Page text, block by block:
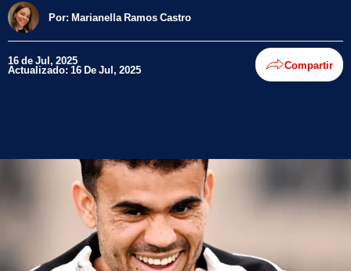
Por: Marianella Ramos Castro
16 de Jul, 2025
Actualizado: 16 De Jul, 2025 Compartir